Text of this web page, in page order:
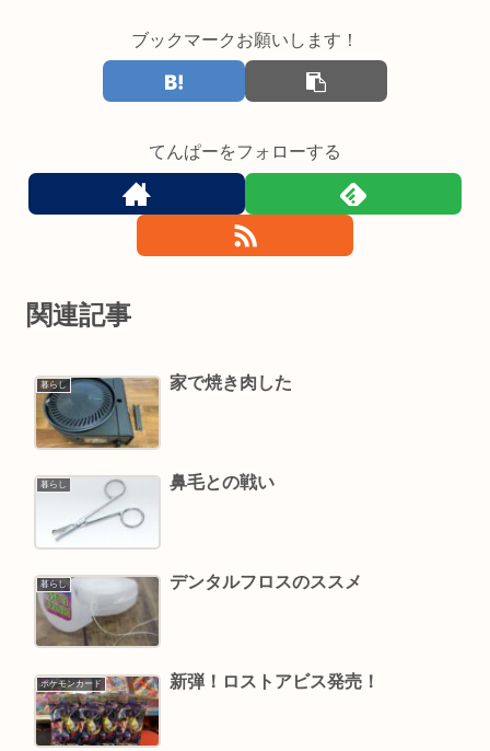
ブックマークお願いします！
てんぱーをフォローする
関連記事
暮らし 家で焼き肉した
暮らし 鼻毛との戦い
暮らし デンタルフロスのススメ
ポケモンカード 新弾！ロストアビス発売！